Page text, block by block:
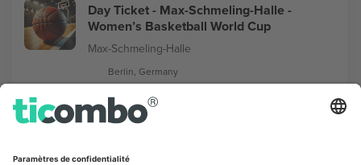
SEPT.
4
Day Ticket - Max-Schmeling-Halle -
Women’s Basketball World Cup
Max-Schmeling-Halle
Berlin, Germany
16 Billets
de284 €